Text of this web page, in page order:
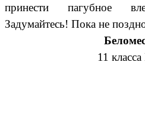
принести пагубное
Задумайтесь! Пока не
11